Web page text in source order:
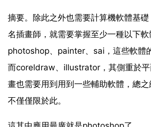
摘要。除此之外也需要計算機軟體基
名插畫師，就需要掌握至少一種以下軟
photoshop、painter、sai，這些軟體
而coreldraw、illustrator，其側重於
畫也需要用到用到一些輔助軟體，總之
不僅僅限於此。